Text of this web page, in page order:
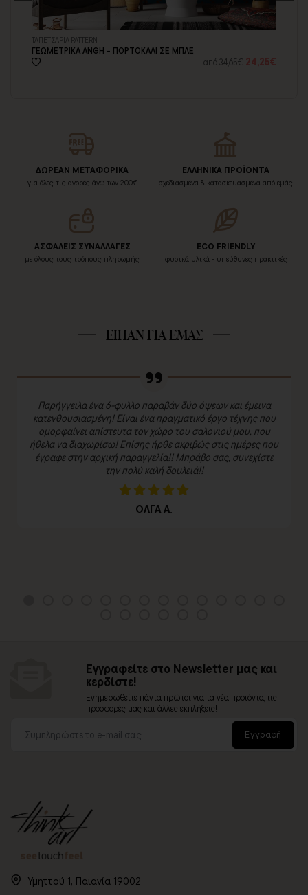
ΤΑΠΕΤΣΑΡΙΑ PATTERN
ΓΕΩΜΕΤΡΙΚΑ ΑΝΘΗ - ΠΟΡΤΟΚΑΛΙ ΣΕ ΜΠΛΕ
από34,65€ 24,25€
ΔΩΡΕΑΝ ΜΕΤΑΦΟΡΙΚΑ
για όλες τις αγορές άνω των 200€
ΕΛΛΗΝΙΚΑ ΠΡΟΪΟΝΤΑ
σχεδιασμένα & κατασκευασμένα από εμάς
ΑΣΦΑΛΕΙΣ ΣΥΝΑΛΛΑΓΕΣ
με όλους τους τρόπους πληρωμής
ECO FRIENDLY
φυσικά υλικά - υπεύθυνες πρακτικές
ΕΙΠΑΝ ΓΙΑ ΕΜΑΣ
Παρήγγειλα ένα 6-φυλλο παραβάν δύο όψεων και έμεινα
κατενθουσιασμένη! Είναι ένα πραγματικό έργο τέχνης που
ομορφαίνει απίστευτα τον χώρο του σαλονιού μου, που
ήθελα να διαχωρίσω! Επίσης ήρθε ακριβώς στις ημέρες που
έγραφε στην αρχική παραγγελία!! Μπράβο σας, συνεχίστε
την πολύ καλή δουλειά!!
ΟΛΓΑ Α.
Εγγραφείτε στο Newsletter μας και
κερδίστε!
Ενημερωθείτε πάντα πρώτοι για τα νέα προϊόντα, τις
προσφορές μας και άλλες εκπλήξεις!
Εγγραφή
Υμηττού 1, Παιανία 19002